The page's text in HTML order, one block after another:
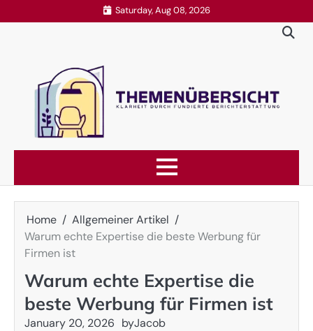
to
Saturday, Aug 08, 2026
Home
Allgemeiner Artikel
Warum echte Expertise die beste Werbung für
Firmen ist
Warum echte Expertise die
beste Werbung für Firmen ist
January 20, 2026 byJacob